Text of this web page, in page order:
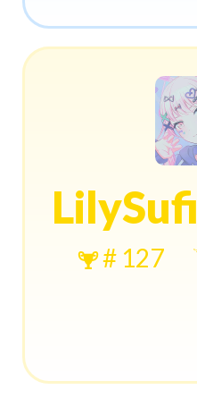
LilySufi
# 127